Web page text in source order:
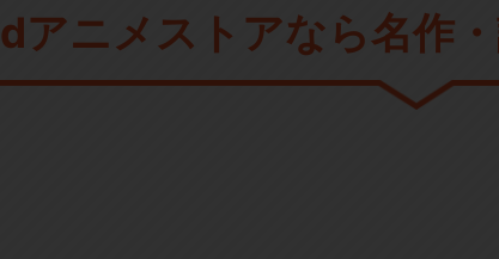
dアニメストアなら名作